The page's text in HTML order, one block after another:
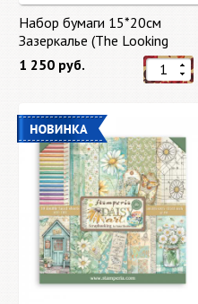
Набор бумаги 15*20см
Зазеркалье (The Looking
Glass) 27 листов от 49 Market
1 250 руб.